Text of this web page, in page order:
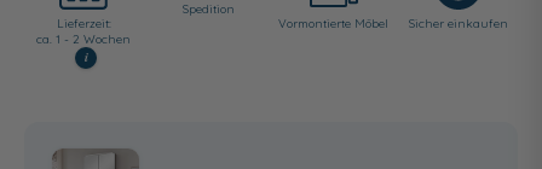
Lieferzeit:
ca. 1 - 2 Wochen
i
Spedition
Vormontierte Möbel
Sicher einkaufen